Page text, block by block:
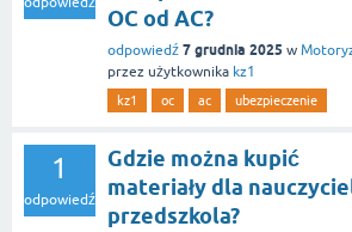
OC od AC?
odpowiedź 7 grudnia 2025 w
przez użytkownika kz1
kz1 oc ac ubezpieczenie
1
odpowiedź
Gdzie można kupić
materiały dla
przedszkola?